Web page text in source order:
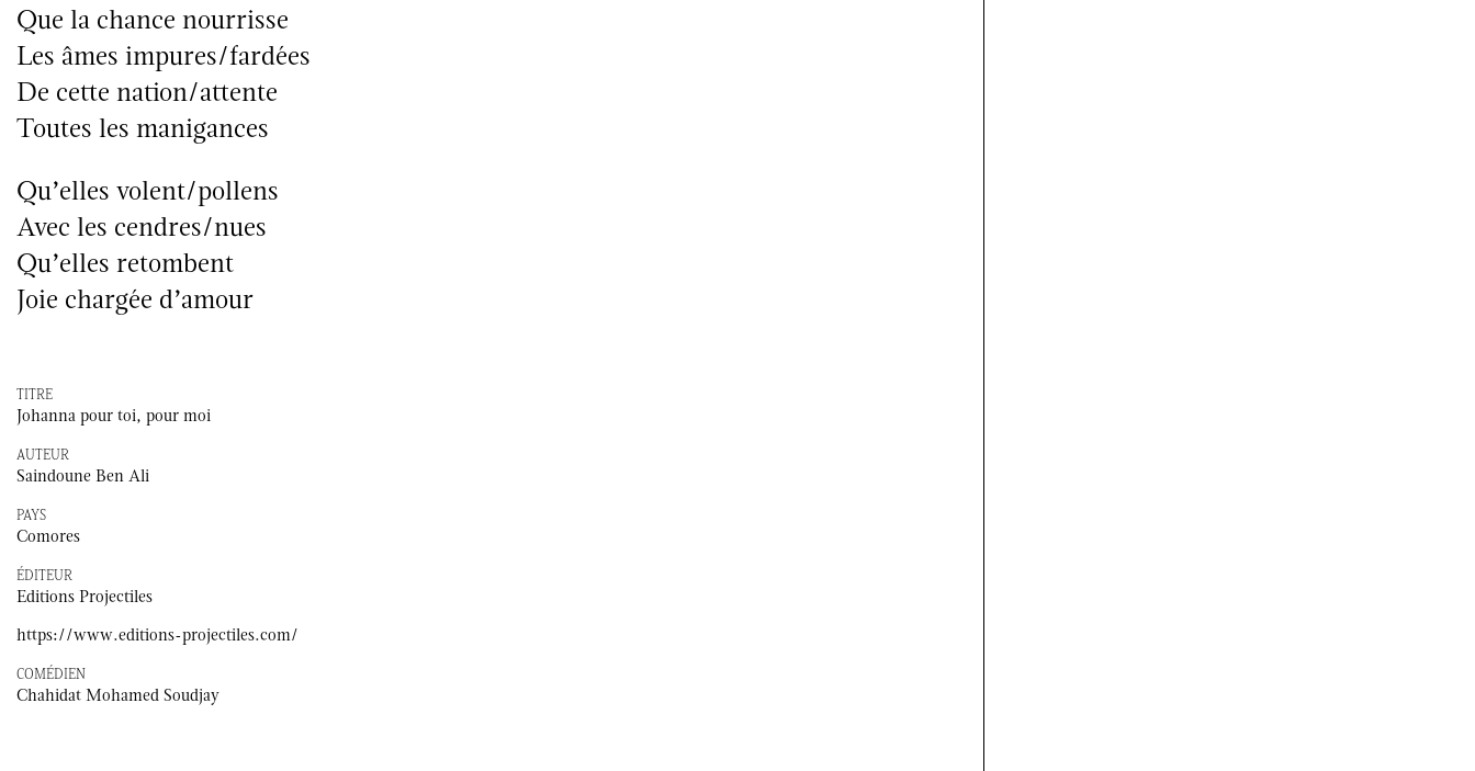
Que la chance nourrisse
Les âmes impures/fardées
De cette nation/attente
Toutes les manigances
Qu’elles volent/pollens
Avec les cendres/nues
Qu’elles retombent
Joie chargée d’amour
TITRE
Johanna pour toi, pour moi
AUTEUR
Saindoune Ben Ali
PAYS
Comores
ÉDITEUR
Editions Projectiles
https://www.editions-projectiles.com/
COMÉDIEN
Chahidat Mohamed Soudjay